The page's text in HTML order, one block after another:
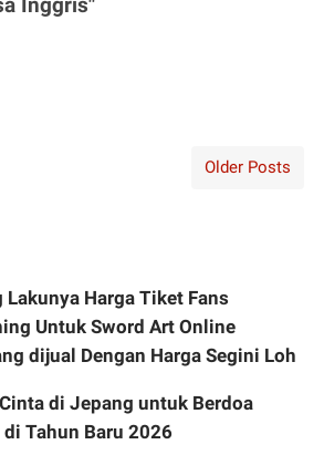
Older Posts
Lakunya Harga Tiket Fans
Untuk Sword Art Online
dijual Dengan Harga Segini Loh
di Jepang untuk Berdoa
Tahun Baru 2026